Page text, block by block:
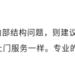
结构问题，则建
服务一样。专业